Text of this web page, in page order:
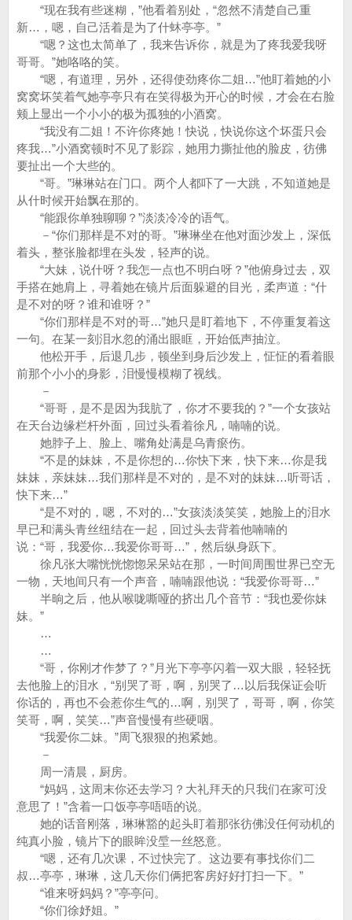
“现在我有些迷糊，”他看着别处，“忽然不清楚自己重
新…，嗯，自己活着是为了什蚞亭亭。”
“嗯？这也太简单了，我来告诉你，就是为了疼我爱我呀
哥哥。”她咯咯的笑。
“嗯，有道理，另外，还得使劲疼你二姐…”他盯着她的小
窝窝坏笑着气她亭亭只有在笑得极为开心的时候，才会在右脸
颊上显出一个小小的极为孤独的小酒窝。
“我没有二姐！不许你疼她！快说，快说你这个坏蛋只会
疼我…”小酒窝顿时不见了影踪，她用力撕扯他的脸皮，彷佛
要扯出一个大些的。
“哥。”琳琳站在门口。两个人都吓了一大跳，不知道她是
从什时候开始飘在那的。
“能跟你单独聊聊？”淡淡冷冷的语气。
－“你们那样是不对的哥。”琳琳坐在他对面沙发上，深低
着头，整张脸都埋在头发，轻声的说。
“大妹，说什呀？我怎一点也不明白呀？”他俯身过去，双
手搭在她肩上，寻着她在镜片后面躲避的目光，柔声道：“什
是不对的呀？谁和谁呀？”
“你们那样是不对的哥…”她只是盯着地下，不停重复着这
一句。在某一刻泪水忽的涌出眼眶，开始低声抽泣。
他松开手，后退几步，顿坐到身后沙发上，怔怔的看着眼
前那个小小的身影，泪慢慢模糊了视线。
－
“哥哥，是不是因为我肮了，你才不要我的？”一个女孩站
在天台边缘栏杆外面，回过头看着徐凡，喃喃的说。
她脖子上、脸上、嘴角处满是乌青瘀伤。
“不是的妹妹，不是你想的…你快下来，快下来…你是我
妹妹，亲妹妹…我们那样是不对的，是不对的妹妹…听哥话，
快下来…”
“是不对的，嗯，不对的…”女孩淡淡笑笑，她脸上的泪水
早已和满头青丝纽结在一起，回过头去背着他喃喃的
说：“哥，我爱你…我爱你哥哥…”，然后纵身跃下。
徐凡张大嘴恍恍惚惚呆呆站在那，一时间周围世界已空无
一物，天地间只有一个声音，喃喃跟他说：“我爱你哥哥…”
半晌之后，他从喉咙嘶哑的挤出几个音节：“我也爱你妹
妹。”
…
…
“哥，你刚才作梦了？”月光下亭亭闪着一双大眼，轻轻抚
去他脸上的泪水，“别哭了哥，啊，别哭了…以后我保证会听
你话的，再也不会惹你生气的…啊，别哭了，哥哥，啊，你笑
笑哥，啊，笑笑…”声音慢慢有些硬咽。
“我爱你二妹。”周飞狠狠的抱紧她。
－
周一清晨，厨房。
“妈妈，这周末你还去学习？大礼拜天的只我们在家可没
意思了！”含着一口饭亭亭唔唔的说。
她的话音刚落，琳琳豁的起头盯着那张彷佛没任何动机的
纯真小脸，镜片下的眼眸没垕一丝怒意。
“嗯，还有几次课，不过快完了。这边要有事找你们二
叔…亭亭，琳琳，这几天你们俩把客房好好打扫一下。”
“谁来呀妈妈？”亭亭问。
“你们徐妤姐。”